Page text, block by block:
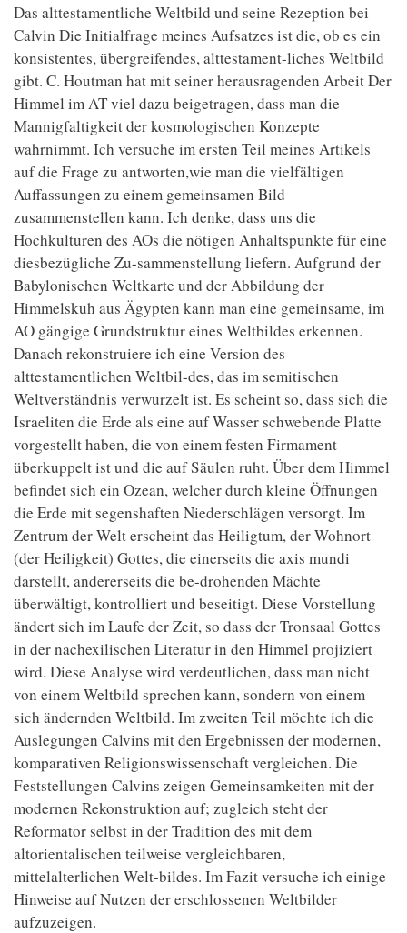
Das alttestamentliche Weltbild und seine Rezeption bei
Calvin Die Initialfrage meines Aufsatzes ist die, ob es ein
konsistentes, übergreifendes, alttestament-liches Weltbild
gibt. C. Houtman hat mit seiner herausragenden Arbeit Der
Himmel im AT viel dazu beigetragen, dass man die
Mannigfaltigkeit der kosmologischen Konzepte
wahrnimmt. Ich versuche im ersten Teil meines Artikels
auf die Frage zu antworten,wie man die vielfältigen
Auﬀassungen zu einem gemeinsamen Bild
zusammenstellen kann. Ich denke, dass uns die
Hochkulturen des AOs die nötigen Anhaltspunkte für eine
diesbezügliche Zu-sammenstellung liefern. Aufgrund der
Babylonischen Weltkarte und der Abbildung der
Himmelskuh aus Ägypten kann man eine gemeinsame, im
AO gängige Grundstruktur eines Weltbildes erkennen.
Danach rekonstruiere ich eine Version des
alttestamentlichen Weltbil-des, das im semitischen
Weltverständnis verwurzelt ist. Es scheint so, dass sich die
Israeliten die Erde als eine auf Wasser schwebende Platte
vorgestellt haben, die von einem festen Firmament
überkuppelt ist und die auf Säulen ruht. Über dem Himmel
befindet sich ein Ozean, welcher durch kleine Öﬀnungen
die Erde mit segenshaften Niederschlägen versorgt. Im
Zentrum der Welt erscheint das Heiligtum, der Wohnort
(der Heiligkeit) Gottes, die einerseits die axis mundi
darstellt, andererseits die be-drohenden Mächte
überwältigt, kontrolliert und beseitigt. Diese Vorstellung
ändert sich im Laufe der Zeit, so dass der Tronsaal Gottes
in der nachexilischen Literatur in den Himmel projiziert
wird. Diese Analyse wird verdeutlichen, dass man nicht
von einem Weltbild sprechen kann, sondern von einem
sich ändernden Weltbild. Im zweiten Teil möchte ich die
Auslegungen Calvins mit den Ergebnissen der modernen,
komparativen Religionswissenschaft vergleichen. Die
Feststellungen Calvins zeigen Gemeinsamkeiten mit der
modernen Rekonstruktion auf; zugleich steht der
Reformator selbst in der Tradition des mit dem
altorientalischen teilweise vergleichbaren,
mittelalterlichen Welt-bildes. Im Fazit versuche ich einige
Hinweise auf Nutzen der erschlossenen Weltbilder
aufzuzeigen.